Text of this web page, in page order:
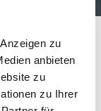
zu
anbieten
zu
zu Ihrer